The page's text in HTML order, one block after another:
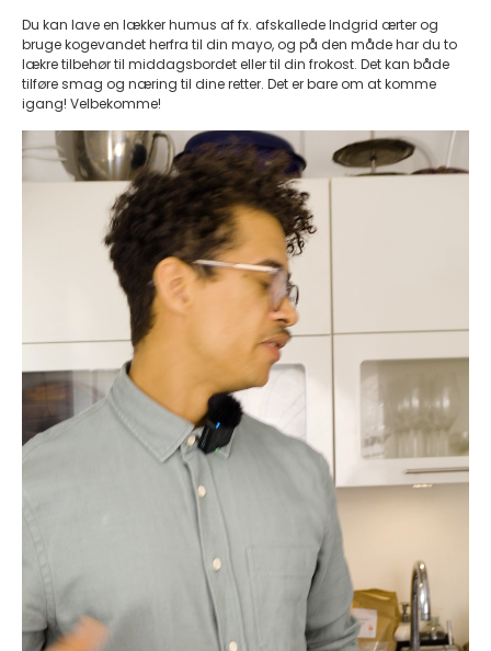
Du kan lave en lækker humus af fx. afskallede Indgrid ærter og
bruge kogevandet herfra til din mayo, og på den måde har du to
lækre tilbehør til middagsbordet eller til din frokost. Det kan både
tilføre smag og næring til dine retter. Det er bare om at komme
igang! Velbekomme!